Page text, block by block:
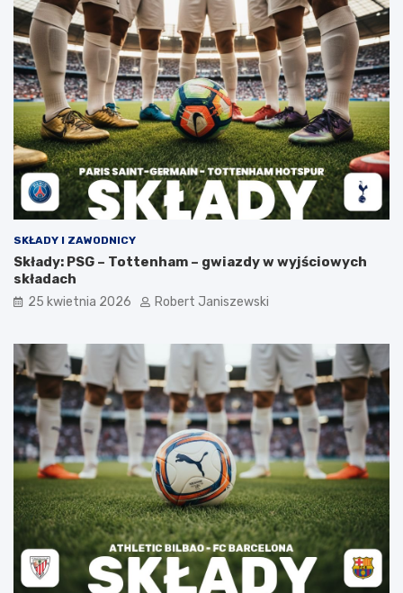
SKŁADY I ZAWODNICY
Składy: PSG – Tottenham – gwiazdy w wyjściowych
składach
25 kwietnia 2026 Robert Janiszewski